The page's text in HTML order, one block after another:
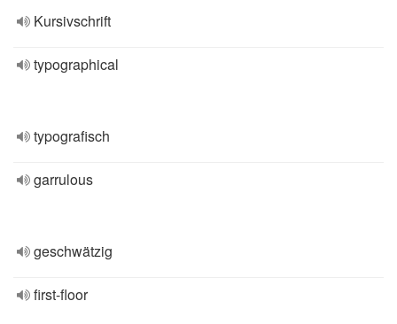
Kursivschrift
typographical
typografisch
garrulous
geschwätzig
first-floor